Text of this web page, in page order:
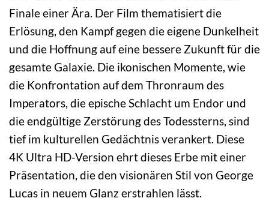
Finale einer Ära. Der Film thematisiert die
Erlösung, den Kampf gegen die eigene Dunkelheit
und die Hoffnung auf eine bessere Zukunft für die
gesamte Galaxie. Die ikonischen Momente, wie
die Konfrontation auf dem Thronraum des
Imperators, die epische Schlacht um Endor und
die endgültige Zerstörung des Todessterns, sind
tief im kulturellen Gedächtnis verankert. Diese
4K Ultra HD-Version ehrt dieses Erbe mit einer
Präsentation, die den visionären Stil von George
Lucas in neuem Glanz erstrahlen lässt.